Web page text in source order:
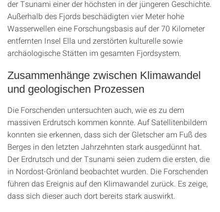
der Tsunami einer der höchsten in der jüngeren Geschichte.
Außerhalb des Fjords beschädigten vier Meter hohe
Wasserwellen eine Forschungsbasis auf der 70 Kilometer
entfernten Insel Ella und zerstörten kulturelle sowie
archäologische Stätten im gesamten Fjordsystem.
Zusammenhänge zwischen Klimawandel
und geologischen Prozessen
Die Forschenden untersuchten auch, wie es zu dem
massiven Erdrutsch kommen konnte. Auf Satellitenbildern
konnten sie erkennen, dass sich der Gletscher am Fuß des
Berges in den letzten Jahrzehnten stark ausgedünnt hat.
Der Erdrutsch und der Tsunami seien zudem die ersten, die
in Nordost-Grönland beobachtet wurden. Die Forschenden
führen das Ereignis auf den Klimawandel zurück. Es zeige,
dass sich dieser auch dort bereits stark auswirkt.